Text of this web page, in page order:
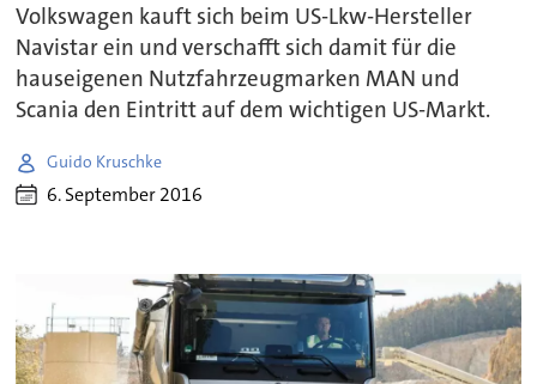
Volkswagen kauft sich beim US-Lkw-Hersteller
Navistar ein und verschafft sich damit für die
hauseigenen Nutzfahrzeugmarken MAN und
Scania den Eintritt auf dem wichtigen US-Markt.
Guido Kruschke
6. September 2016